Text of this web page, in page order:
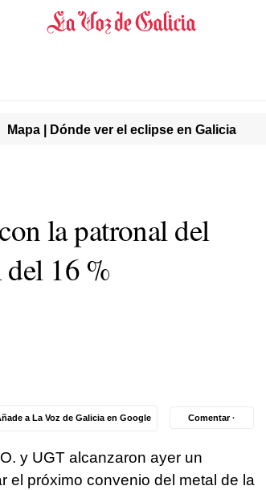
Mapa | Dónde ver el eclipse en Galicia
la patronal del
del 16 %
a La Voz de Galicia en Google Comentar ·
y UGT alcanzaron ayer un
el próximo convenio del metal de la